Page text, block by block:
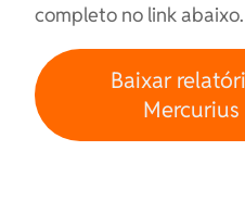
completo no link abaixo.
Baixar